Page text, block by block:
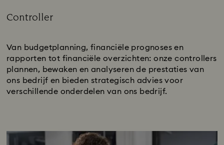
Controller
Van budgetplanning, financiële prognoses en
rapporten tot financiële overzichten: onze controllers
plannen, bewaken en analyseren de prestaties van
ons bedrijf en bieden strategisch advies voor
verschillende onderdelen van ons bedrijf.